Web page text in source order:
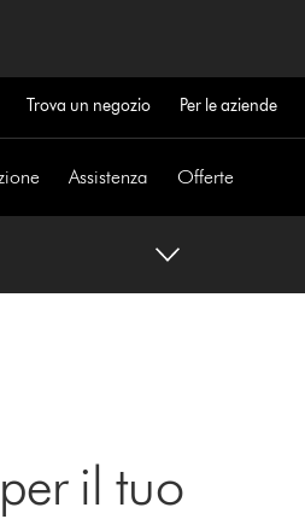
Trova un negozio Per le aziende
Assistenza Offerte
il tuo